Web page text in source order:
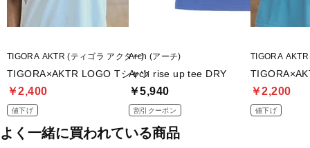
TIGORA AKTR (ティゴラ アクター)
TIGORA×AKTR LOGO Tシャツ
￥2,400
値下げ
Arch (アーチ)
Arch rise up tee DRY
￥5,940
割引クーポン
TIGORA
￥2,200
値下げ
よく一緒に買われている商品